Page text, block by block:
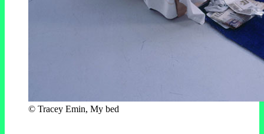
© Tracey Emin, My bed